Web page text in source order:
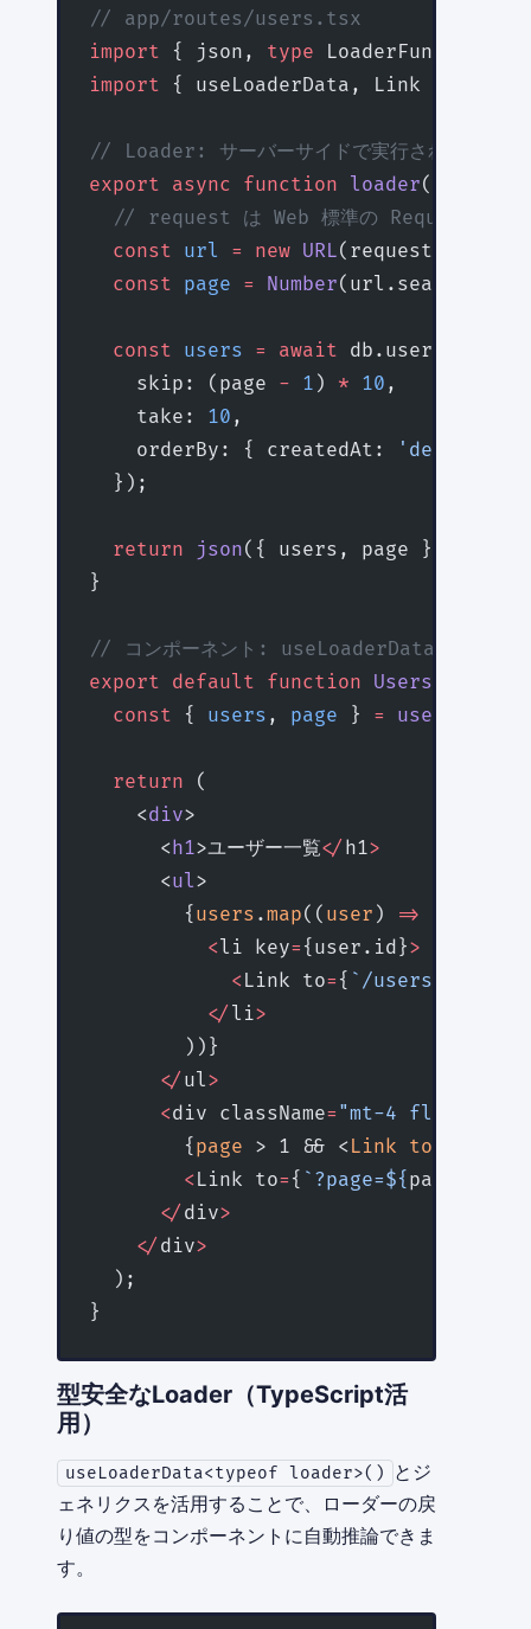
// app/routes/users.tsx
import { json, type
import { useLoaderData, Link }
// Loader: サーバーサイドで実行される
export async function loader({
// request は Web 標準の Request オブ
  const
url = new URL(request.url);
  const
page = Number
  const
users = await db.user.
    skip: (page
- 1 ) * 10 ,
    take:
10 ,
    orderBy: { createdAt:
'desc'
  });
  return
json({ users, page });
}
// コンポーネント: useLoaderData で型安全
export default function Users
  const
{ users , page } =
  return
(
    <
div>
      <
h1>ユーザー一覧</h1>
      <
ul>
        {
users .map(( user ) =>
          <
li key= {user.id}>
            <
Link to= { `/users/${
          </
li>
        ))}
      </
ul>
      <
div className= "mt-4 flex gap-
        {
page > 1 && <Link to
        <
Link to= { `?page=${ page
      </
div>
    </
div>
  );
}
型安全なLoader（TypeScript活
用）
useLoaderData<typeof loader>()
とジ
ェネリクスを活用することで、ローダーの戻
り値の型をコンポーネントに自動推論できま
す。